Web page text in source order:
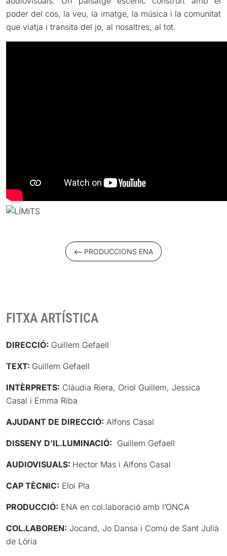
poder del cos, la veu, la imatge, la música i la comunitat
que viatja i transita del jo, al nosaltres, al tot.
PRODUCCIONS ENA
FITXA ARTÍSTICA
DIRECCIÓ: Guillem Gefaell
TEXT: Guillem Gefaell
INTÈRPRETS: Clàudia Riera, Oriol Guillem, Jessica
Casal i Emma Riba
AJUDANT DE DIRECCIÓ: Alfons Casal
DISSENY D’IL.LUMINACIÓ: Guillem Gefaell
AUDIOVISUALS: Hector Mas i Alfons Casal
CAP TÈCNIC: Eloi Pla
PRODUCCIÓ: ENA en col.laboració amb l’ONCA
COL.LABOREN: Jocand, Jo Dansa i Comú de Sant Julià
de Lòria